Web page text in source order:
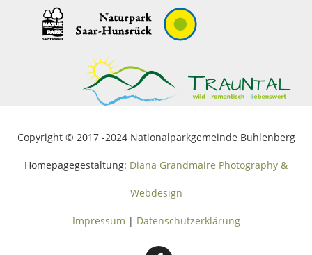
Copyright © 2017 -2024 Nationalparkgemeinde Buhlenberg
Homepagegestaltung: Diana Grandmaire Photography &
Webdesign
Impressum | Datenschutzerklärung